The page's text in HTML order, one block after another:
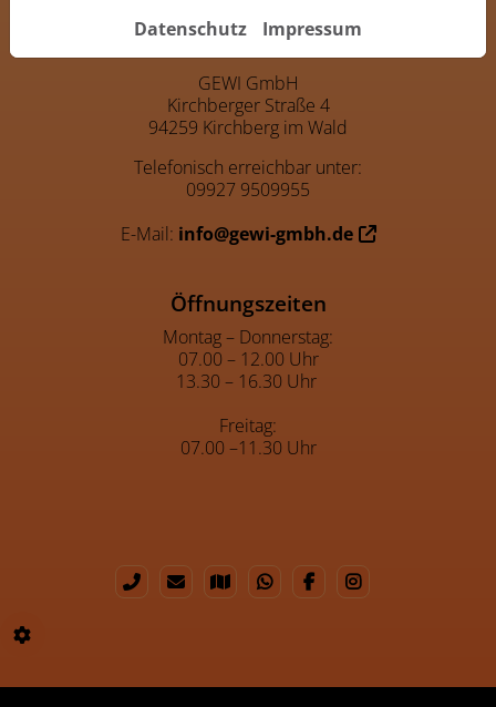
Footer - Kontaktdaten und
Kontakt
GEWI GmbH
Kirchberger Straße 4
94259 Kirchberg im Wald
Telefonisch erreichbar unter:
09927 9509955
E-Mail: info@gewi-gmbh.de
Öffnungszeiten
Montag – Donnerstag:
07.00 – 12.00 Uhr
13.30 – 16.30 Uhr
Freitag:
07.00 –11.30 Uhr
Datenschutz Impressum